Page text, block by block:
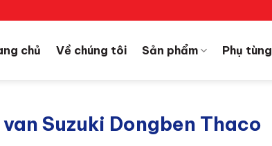
chủ Về chúng tôi Sản phẩm Phụ tùng
Suzuki Dongben Thaco